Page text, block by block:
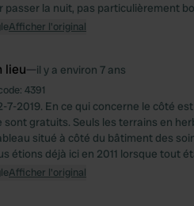
passer la nuit, pas particulièrement
Afficher l'original
lieu—il y a environ 7 ans
4391
7-2019. En ce qui concerne le côté
sont gratuits. Seuls les terrains en
situé à côté du bâtiment des
étions déjà ici en 2011 lorsque tout
Afficher l'original